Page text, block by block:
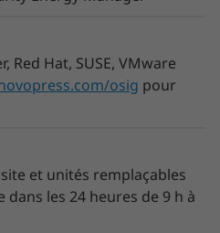
Red Hat, SUSE, VMware
osig pour
et unités remplaçables
les 24 heures de 9 h à